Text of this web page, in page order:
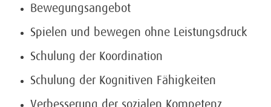
Bewegungsangebot
Spielen und bewegen ohne Leistungsdruck
Schulung der Koordination
Schulung der Kognitiven Fähigkeiten
Verbesserung der sozialen Kompetenz